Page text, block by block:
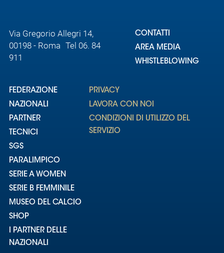
Via Gregorio Allegri 14,
00198 - Roma Tel 06. 84
911
CONTATTI
AREA MEDIA
WHISTLEBLOWING
FEDERAZIONE
NAZIONALI
PARTNER
TECNICI
SGS
PARALIMPICO
SERIE A WOMEN
SERIE B FEMMINILE
MUSEO DEL CALCIO
SHOP
I PARTNER DELLE
NAZIONALI
PRIVACY
LAVORA CON NOI
CONDIZIONI DI UTILIZZO DEL
SERVIZIO